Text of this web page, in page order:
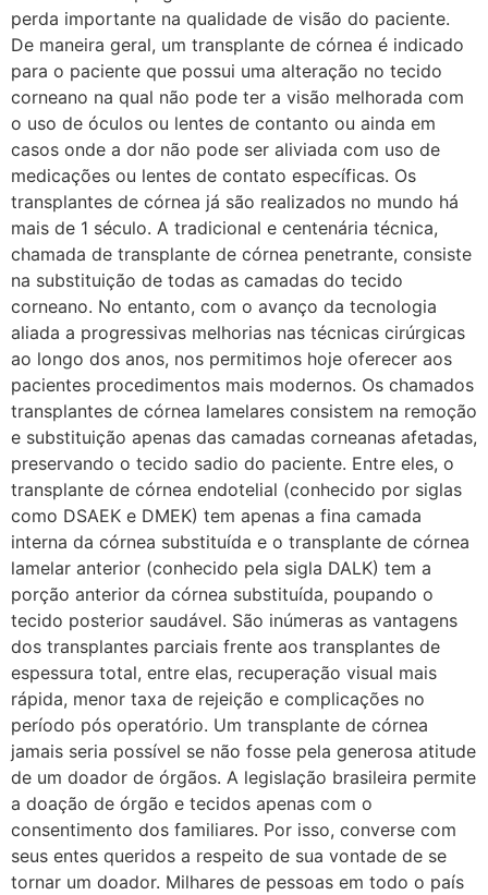
perda importante na qualidade de visão do paciente.
De maneira geral, um transplante de córnea é indicado
para o paciente que possui uma alteração no tecido
corneano na qual não pode ter a visão melhorada com
o uso de óculos ou lentes de contanto ou ainda em
casos onde a dor não pode ser aliviada com uso de
medicações ou lentes de contato específicas. Os
transplantes de córnea já são realizados no mundo há
mais de 1 século. A tradicional e centenária técnica,
chamada de transplante de córnea penetrante, consiste
na substituição de todas as camadas do tecido
corneano. No entanto, com o avanço da tecnologia
aliada a progressivas melhorias nas técnicas cirúrgicas
ao longo dos anos, nos permitimos hoje oferecer aos
pacientes procedimentos mais modernos. Os chamados
transplantes de córnea lamelares consistem na remoção
e substituição apenas das camadas corneanas afetadas,
preservando o tecido sadio do paciente. Entre eles, o
transplante de córnea endotelial (conhecido por siglas
como DSAEK e DMEK) tem apenas a fina camada
interna da córnea substituída e o transplante de córnea
lamelar anterior (conhecido pela sigla DALK) tem a
porção anterior da córnea substituída, poupando o
tecido posterior saudável. São inúmeras as vantagens
dos transplantes parciais frente aos transplantes de
espessura total, entre elas, recuperação visual mais
rápida, menor taxa de rejeição e complicações no
período pós operatório. Um transplante de córnea
jamais seria possível se não fosse pela generosa atitude
de um doador de órgãos. A legislação brasileira permite
a doação de órgão e tecidos apenas com o
consentimento dos familiares. Por isso, converse com
seus entes queridos a respeito de sua vontade de se
tornar um doador. Milhares de pessoas em todo o país